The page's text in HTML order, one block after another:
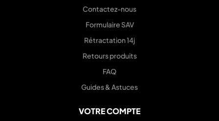
Contactez-nous
Formulaire SAV
Rétractation 14j
Retours produits
FAQ
Guides & Astuces
VOTRE COMPTE